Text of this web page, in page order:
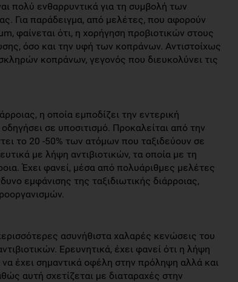
πολύ ενθαρρυντικά για τη συμβολή των
Για παράδειγμα, από μελέτες, που αφορούν
φαίνεται ότι, η χορήγηση προβιοτικών στους
όσο και την υφή των κοπράνων. Αντιστοίχως
κοπράνων, γεγονός που διευκολύνει τις
η οποία εμποδίζει την εντερική
σε υποσιτισμό. Προκαλείται από την
το 20 -50% των ατόμων που ταξιδεύουν σε
με λήψη αντιβιοτικών, τα οποία με τη
Έχει φανεί, μέσα από πολυάριθμες μελέτες
εμφάνισης της ταξιδιωτικής διάρροιας,
ασυνήθιστα χαλαρές κενώσεις του
Ερευνητικά, έχει φανεί ότι η λήψη
να έχει σημαντικά οφέλη στην πρόληψη αλλά και
αυτή σχετίζεται με διαταραχές στην